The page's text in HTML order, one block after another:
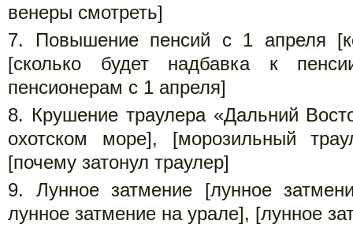
венеры смотреть]
Повышение пенсий с 1 апреля
[сколько будет надбавка к
пенсионерам с 1 апреля]
Крушение траулера «Дальний
охотском море], [морозильный
[почему затонул траулер]
Лунное затмение [лунное
лунное затмение на урале], [лунное